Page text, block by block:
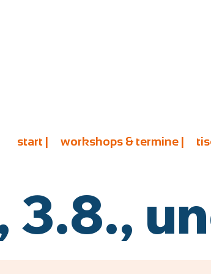
start | workshops & termine |
3.8.,